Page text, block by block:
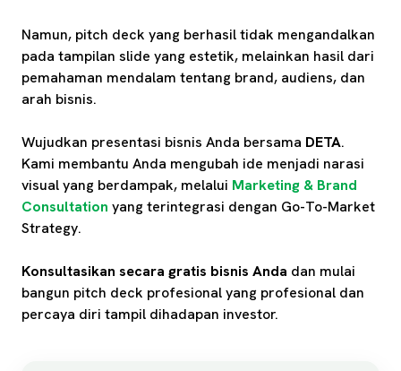
Namun, pitch deck yang berhasil tidak mengandalkan
pada tampilan slide yang estetik, melainkan hasil dari
pemahaman mendalam tentang brand, audiens, dan
arah bisnis.
Wujudkan presentasi bisnis Anda bersama DETA.
Kami membantu Anda mengubah ide menjadi narasi
visual yang berdampak, melalui Marketing & Brand
Consultation yang terintegrasi dengan Go-To-Market
Strategy.
Konsultasikan secara gratis bisnis Anda dan mulai
bangun pitch deck profesional yang profesional dan
percaya diri tampil dihadapan investor.